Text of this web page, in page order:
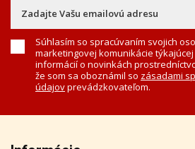
Súhlasím so spracúvaním svojich
marketingovej komunikácie
informácií o novinkách
že som sa oboznámil so zásadami
údajovprevádzkovateľom.